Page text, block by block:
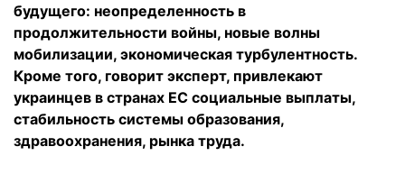
будущего: неопределенность в
продолжительности войны, новые волны
мобилизации, экономическая турбулентность.
Кроме того, говорит эксперт, привлекают
украинцев в странах ЕС социальные выплаты,
стабильность системы образования,
здравоохранения, рынка труда.